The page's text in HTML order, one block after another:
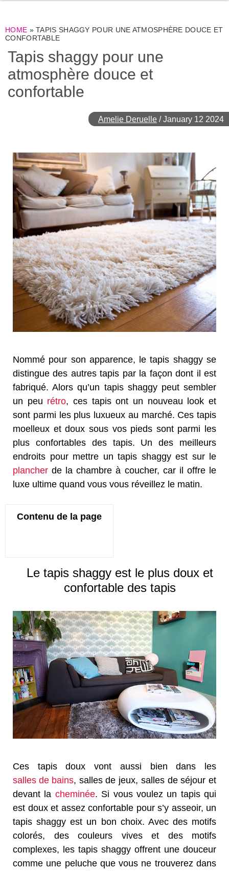
HOME »TAPIS SHAGGY POUR UNE ATMOSPHÈRE DOUCE ET
CONFORTABLE
Tapis shaggy pour une
atmosphère douce et
confortable
Amelie Deruelle /January 12 2024
Nommé pour son apparence, le tapis shaggy se
distingue des autres tapis par la façon dont il est
fabriqué. Alors qu’un tapis shaggy peut sembler
un peu rétro, ces tapis ont un nouveau look et
sont parmi les plus luxueux au marché. Ces tapis
moelleux et doux sous vos pieds sont parmi les
plus confortables des tapis. Un des meilleurs
endroits pour mettre un tapis shaggy est sur ​​le
plancher de la chambre à coucher, car il offre le
luxe ultime quand vous vous réveillez le matin.
Contenu de la page
Le tapis shaggy est le plus doux et
confortable des tapis
Ces tapis doux vont aussi bien dans les
salles de bains, salles de jeux, salles de séjour et
devant la cheminée. Si vous voulez un tapis qui
est doux et assez confortable pour s’y asseoir, un
tapis shaggy est un bon choix. Avec des motifs
colorés, des couleurs vives et des motifs
complexes, les tapis shaggy offrent une douceur
comme une peluche que vous ne trouverez dans